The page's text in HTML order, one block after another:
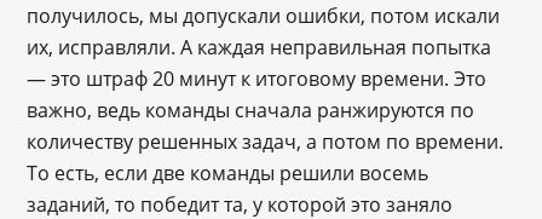
получилось, мы допускали ошибки, потом искали
их, исправляли. А каждая неправильная попытка
— это штраф 20 минут к итоговому времени. Это
важно, ведь команды сначала ранжируются по
количеству решенных задач, а потом по времени.
То есть, если две команды решили восемь
заданий, то победит та, у которой это заняло